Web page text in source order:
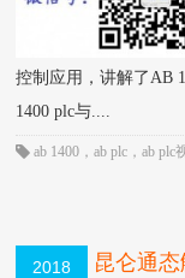
控制应用，讲解了AB
1400 plc与....
ab 1400 ，ab plc ，ab plc
2018
昆仑通